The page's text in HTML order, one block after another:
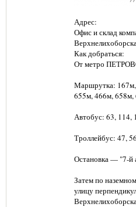
Адрес:
Офис и склад
Как добраться:
От метро
Маршрутка:
655м, 466м,
Автобус: 63, 114,
Троллейбус: 47,
Остановка — "7-й
Затем по
улицу